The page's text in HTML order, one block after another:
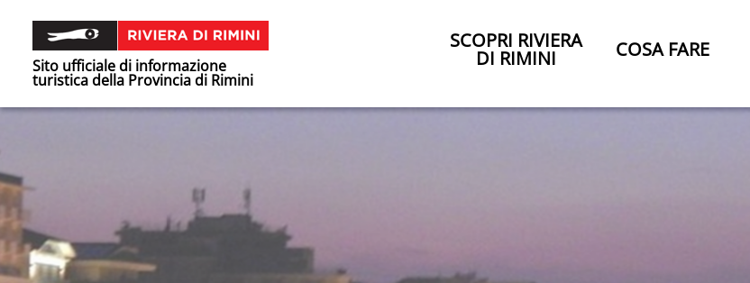
Sito ufficiale di informazione
turistica della Provincia di Rimini
SCOPRI RIVIERA
DI RIMINI COSA FARE